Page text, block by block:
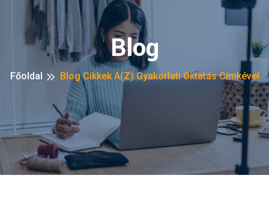
Blog
Főoldal Blog Cikkek A(z) Gyakorlati Oktatás Címkével